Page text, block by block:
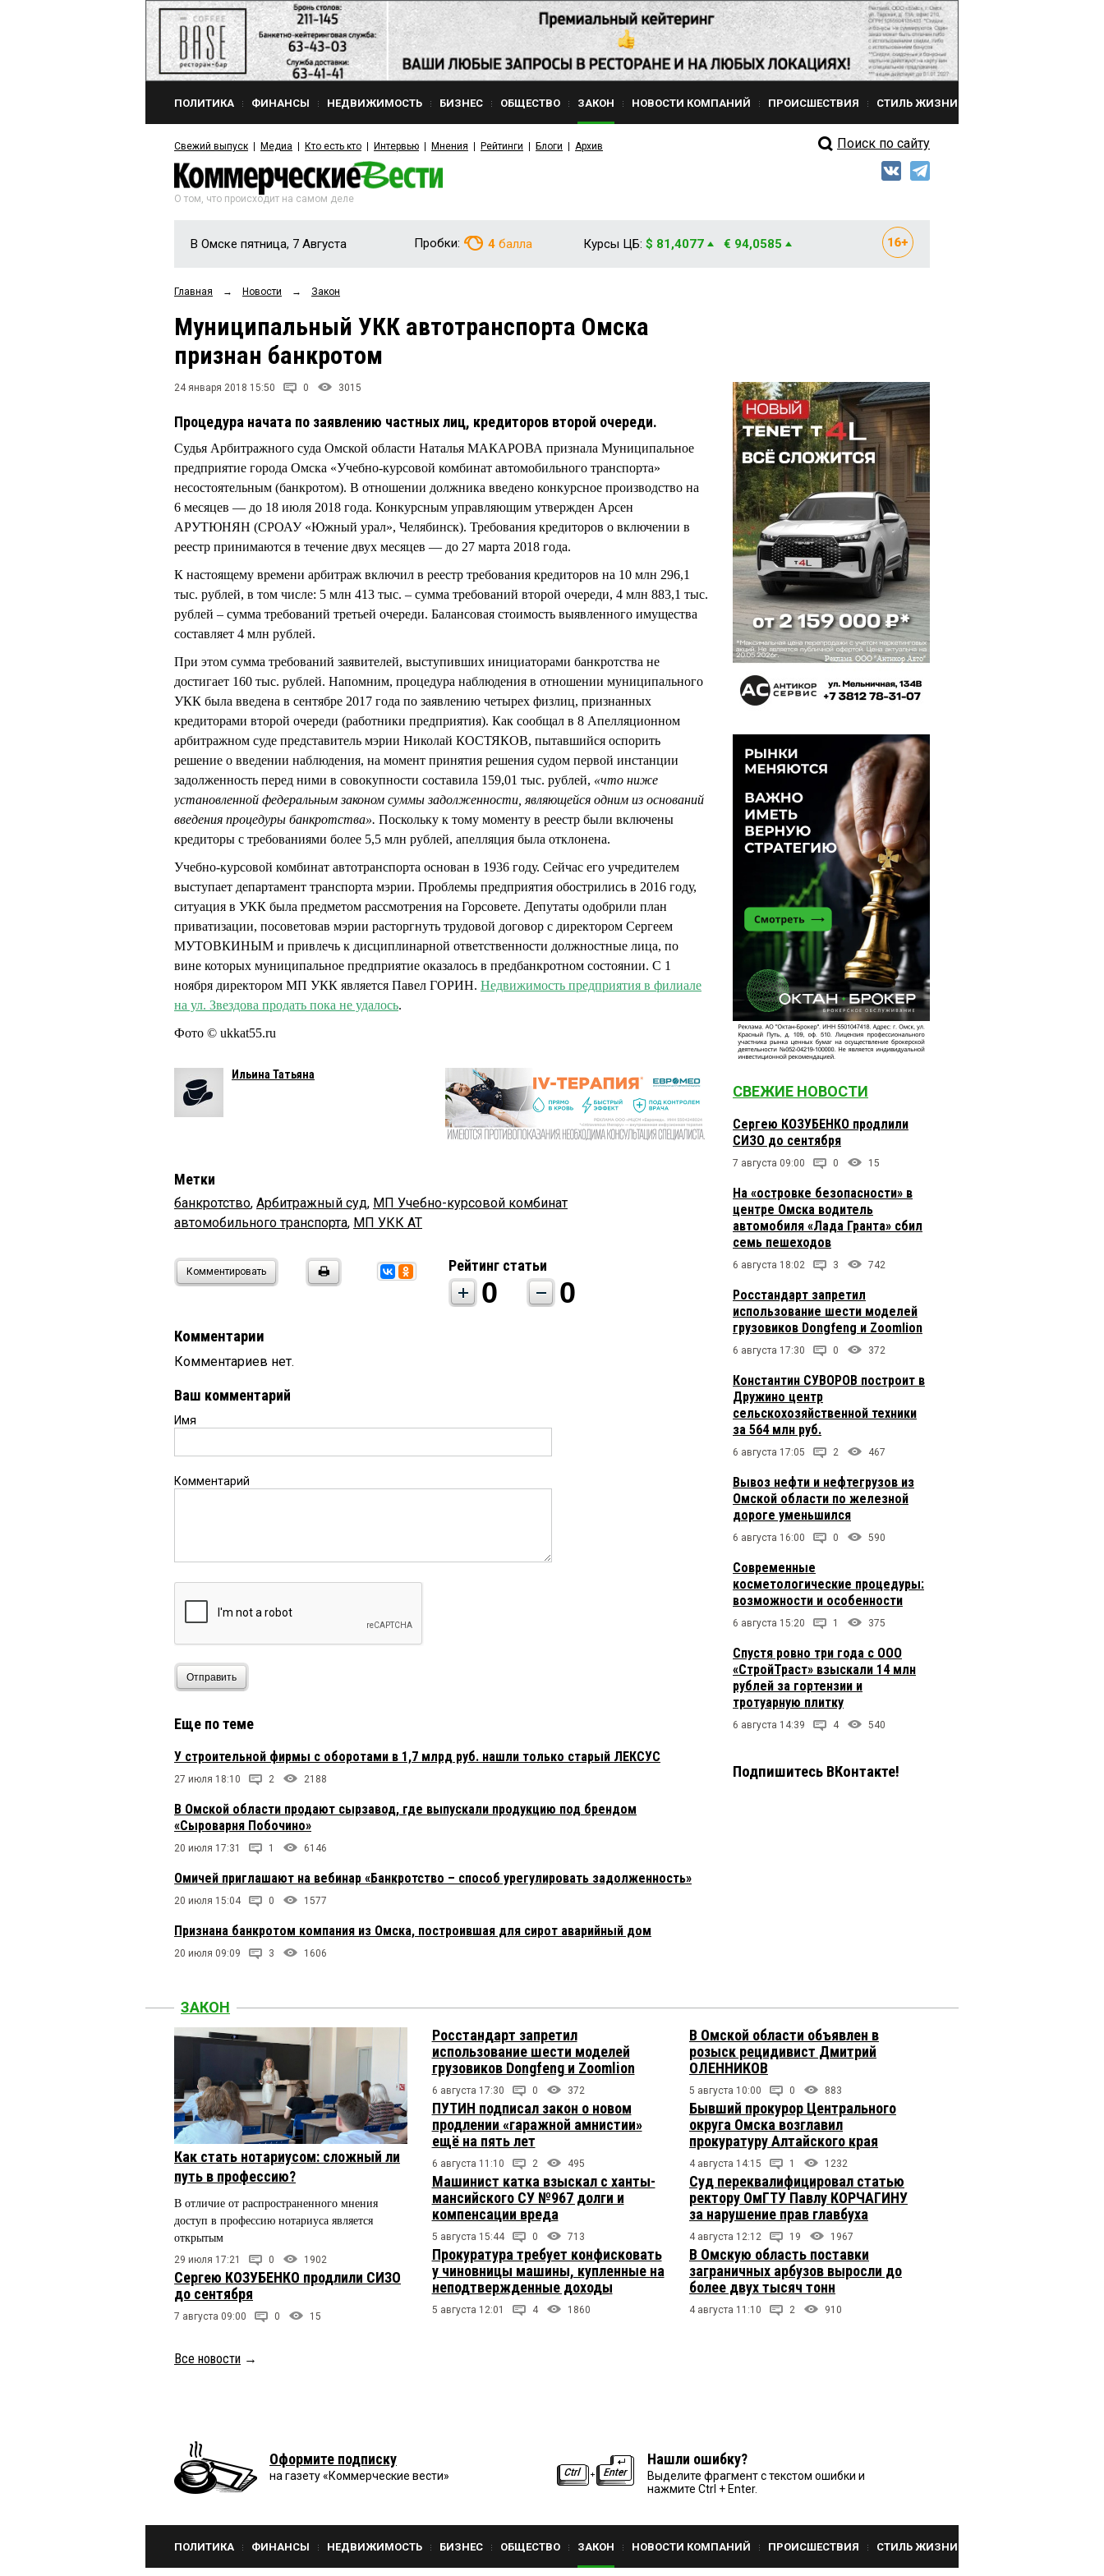
ПОЛИТИКА ФИНАНСЫ НЕДВИЖИМОСТЬ БИЗНЕС ОБЩЕСТВО ЗАКОН НОВОСТИ КОМПАНИЙ ПРОИСШЕСТВИЯ СТИЛЬ ЖИЗНИ
Свежий выпуск Медиа Кто есть кто Интервью Мнения Рейтинги Блоги Архив Поиск по сайту
О том, что происходит на самом деле
В Омске пятница, 7 Августа Пробки: 4 балла Курсы ЦБ: $ 81,4077 € 94,0585
Главная → Новости → Закон
Муниципальный УКК автотранспорта Омска
признан банкротом
24 января 2018 15:50 0 3015
Процедура начата по заявлению частных лиц, кредиторов второй очереди.
Судья Арбитражного суда Омской области Наталья МАКАРОВА признала Муниципальное
предприятие города Омска «Учебно-курсовой комбинат автомобильного транспорта»
несостоятельным (банкротом). В отношении должника введено конкурсное производство на
6 месяцев — до 18 июля 2018 года. Конкурсным управляющим утвержден Арсен
АРУТЮНЯН (СРОАУ «Южный урал», Челябинск). Требования кредиторов о включении в
реестр принимаются в течение двух месяцев — до 27 марта 2018 года.
К настоящему времени арбитраж включил в реестр требования кредиторов на 10 млн 296,1
тыс. рублей, в том числе: 5 млн 413 тыс. – сумма требований второй очереди, 4 млн 883,1 тыс.
рублей – сумма требований третьей очереди. Балансовая стоимость выявленного имущества
составляет 4 млн рублей.
При этом сумма требований заявителей, выступивших инициаторами банкротства не
достигает 160 тыс. рублей. Напомним, процедура наблюдения в отношении муниципального
УКК была введена в сентябре 2017 года по заявлению четырех физлиц, признанных
кредиторами второй очереди (работники предприятия). Как сообщал в 8 Апелляционном
арбитражном суде представитель мэрии Николай КОСТЯКОВ, пытавшийся оспорить
решение о введении наблюдения, на момент принятия решения судом первой инстанции
задолженность перед ними в совокупности составила 159,01 тыс. рублей, «что ниже
установленной федеральным законом суммы задолженности, являющейся одним из оснований
введения процедуры банкротства». Поскольку к тому моменту в реестр были включены
кредиторы с требованиями более 5,5 млн рублей, апелляция была отклонена.
Учебно-курсовой комбинат автотранспорта основан в 1936 году. Сейчас его учредителем
выступает департамент транспорта мэрии. Проблемы предприятия обострились в 2016 году,
ситуация в УКК была предметом рассмотрения на Горсовете. Депутаты одобрили план
приватизации, посоветовав мэрии расторгнуть трудовой договор с директором Сергеем
МУТОВКИНЫМ и привлечь к дисциплинарной ответственности должностные лица, по
вине которых муниципальное предприятие оказалось в предбанкротном состоянии. С 1
ноября директором МП УКК является Павел ГОРИН. Недвижимость предприятия в филиале
на ул. Звездова продать пока не удалось.
Фото © ukkat55.ru
Ильина Татьяна
Метки
банкротство, Арбитражный суд, МП Учебно-курсовой комбинат
автомобильного транспорта, МП УКК АТ
Комментировать Рейтинг статьи
0 0
Комментарии
Комментариев нет.
Ваш комментарий
Имя
Комментарий
Отправить
Еще по теме
У строительной фирмы с оборотами в 1,7 млрд руб. нашли только старый ЛЕКСУС
27 июля 18:10 2 2188
В Омской области продают сырзавод, где выпускали продукцию под брендом
«Сыроварня Побочино»
20 июля 17:31 1 6146
Омичей приглашают на вебинар «Банкротство – способ урегулировать задолженность»
20 июля 15:04 0 1577
Признана банкротом компания из Омска, построившая для сирот аварийный дом
20 июля 09:09 3 1606
СВЕЖИЕ НОВОСТИ
Сергею КОЗУБЕНКО продлили
СИЗО до сентября
7 августа 09:00 0 15
На «островке безопасности» в
центре Омска водитель
автомобиля «Лада Гранта» сбил
семь пешеходов
6 августа 18:02 3 742
Росстандарт запретил
использование шести моделей
грузовиков Dongfeng и Zoomlion
6 августа 17:30 0 372
Константин СУВОРОВ построит в
Дружино центр
сельскохозяйственной техники
за 564 млн руб.
6 августа 17:05 2 467
Вывоз нефти и нефтегрузов из
Омской области по железной
дороге уменьшился
6 августа 16:00 0 590
Современные
косметологические процедуры:
возможности и особенности
6 августа 15:20 1 375
Спустя ровно три года с ООО
«СтройТраст» взыскали 14 млн
рублей за гортензии и
тротуарную плитку
6 августа 14:39 4 540
Подпишитесь ВКонтакте!
ЗАКОН
Как стать нотариусом: сложный ли
путь в профессию?
В отличие от распространенного мнения
доступ в профессию нотариуса является
открытым
29 июля 17:21 0 1902
Сергею КОЗУБЕНКО продлили СИЗО
до сентября
7 августа 09:00 0 15
Росстандарт запретил
использование шести моделей
грузовиков Dongfeng и Zoomlion
6 августа 17:30 0 372
ПУТИН подписал закон о новом
продлении «гаражной амнистии»
ещё на пять лет
6 августа 11:10 2 495
Машинист катка взыскал с ханты-
мансийского СУ №967 долги и
компенсации вреда
5 августа 15:44 0 713
Прокуратура требует конфисковать
у чиновницы машины, купленные на
неподтвержденные доходы
5 августа 12:01 4 1860
В Омской области объявлен в
розыск рецидивист Дмитрий
ОЛЕННИКОВ
5 августа 10:00 0 883
Бывший прокурор Центрального
округа Омска возглавил
прокуратуру Алтайского края
4 августа 14:15 1 1232
Суд переквалифицировал статью
ректору ОмГТУ Павлу КОРЧАГИНУ
за нарушение прав главбуха
4 августа 12:12 19 1967
В Омскую область поставки
заграничных арбузов выросли до
более двух тысяч тонн
4 августа 11:10 2 910
Все новости →
Оформите подписку
на газету «Коммерческие вести»
Нашли ошибку?
Выделите фрагмент с текстом ошибки и
нажмите Ctrl + Enter.
ПОЛИТИКА ФИНАНСЫ НЕДВИЖИМОСТЬ БИЗНЕС ОБЩЕСТВО ЗАКОН НОВОСТИ КОМПАНИЙ ПРОИСШЕСТВИЯ СТИЛЬ ЖИЗНИ